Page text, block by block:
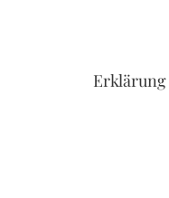
Erklärung